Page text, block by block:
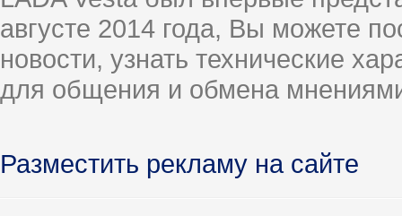
августе 2014 года, Вы можете
новости, узнать технические
для общения и обмена
Разместить рекламу на сайте